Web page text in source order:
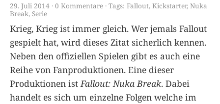
29. Juli 2014 0 Kommentare Tags: Fallout, Kickstarter, Nuka
Break, Serie
Krieg, Krieg ist immer gleich. Wer jemals Fallout
gespielt hat, wird dieses Zitat sicherlich kennen.
Neben den offiziellen Spielen gibt es auch eine
Reihe von Fanproduktionen. Eine dieser
Produktionen ist Fallout: Nuka Break. Dabei
handelt es sich um einzelne Folgen welche im